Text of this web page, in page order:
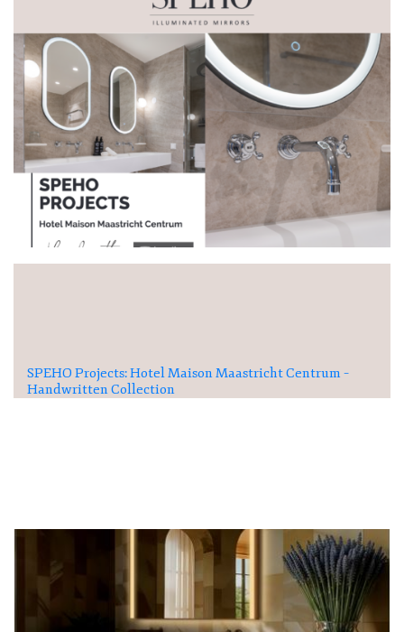
SPEHO Projects: Hotel Maison Maastricht Centrum –
Handwritten Collection